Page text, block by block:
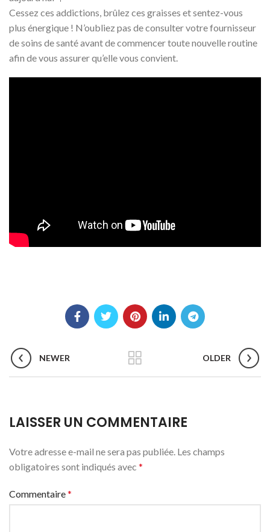
Cessez ces addictions, brûlez ces graisses et sentez-vous
plus énergique ! N’oubliez pas de consulter votre fournisseur
de soins de santé avant de commencer toute nouvelle routine
afin de vous assurer qu’elle vous convient.
NEWER OLDER
LAISSER UN COMMENTAIRE
Votre adresse e-mail ne sera pas publiée. Les champs
obligatoires sont indiqués avec *
Commentaire*